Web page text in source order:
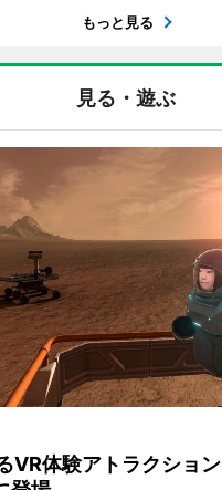
もっと見る
見る・遊ぶ
VR体験アトラクショ